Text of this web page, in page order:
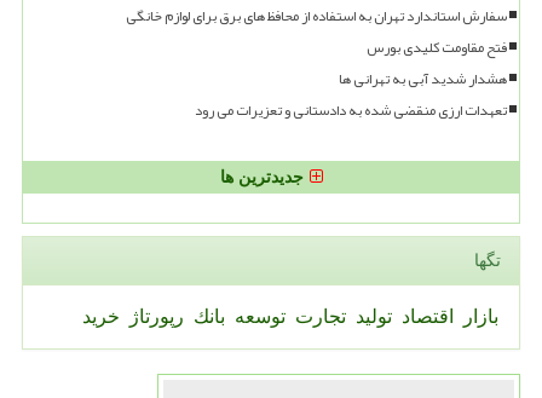
سفارش استاندارد تهران به استفاده از محافظ های برق برای لوازم خانگی
فتح مقاومت کلیدی بورس
هشدار شدید آبی به تهرانی ها
تعهدات ارزی منقضی شده به دادستانی و تعزیرات می رود
جدیدترین ها
تگها
بازار اقتصاد تولید تجارت توسعه بانك رپورتاژ خرید